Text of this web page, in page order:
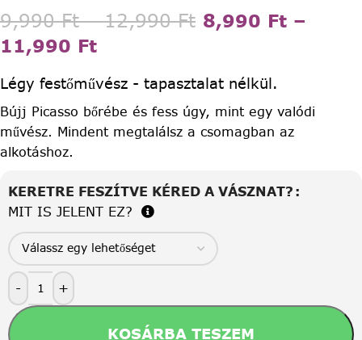
9,990Ft – 12,990Ft 8,990 Ft –
11,990 Ft
Légy festőművész - tapasztalat nélkül.
Bújj Picasso bőrébe és fess úgy, mint egy valódi
művész. Mindent megtalálsz a csomagban az
alkotáshoz.
KERETRE FESZÍTVE KÉRED A VÁSZNAT?
MIT IS JELENT EZ?
- +
KOSÁRBA TESZEM